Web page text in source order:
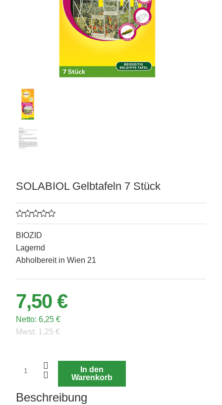
SOLABIOL Gelbtafeln 7 Stück
BIOZID
Lagernd
Abholbereit in Wien 21
7,50 €
Netto: 6,25 €
Mwst: 1,25 €
In den
Warenkorb
Beschreibung